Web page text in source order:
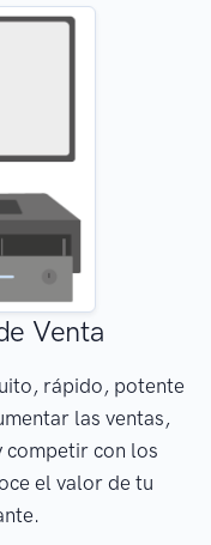
Venta
rápido, potente
las ventas,
competir con los
el valor de tu